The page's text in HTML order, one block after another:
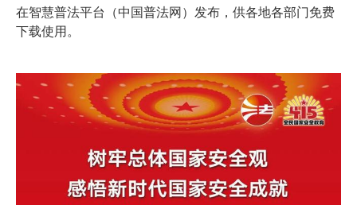
在智慧普法平台（中国普法网）发布，供各地各部门免费
下载使用。